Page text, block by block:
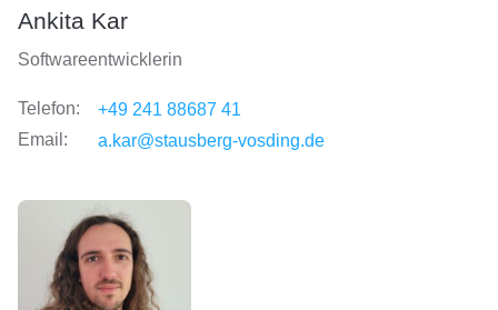
Ankita Kar
Softwareentwicklerin
Telefon:
+49 241 88687 41
Email:
a.kar@stausberg-vosding.de